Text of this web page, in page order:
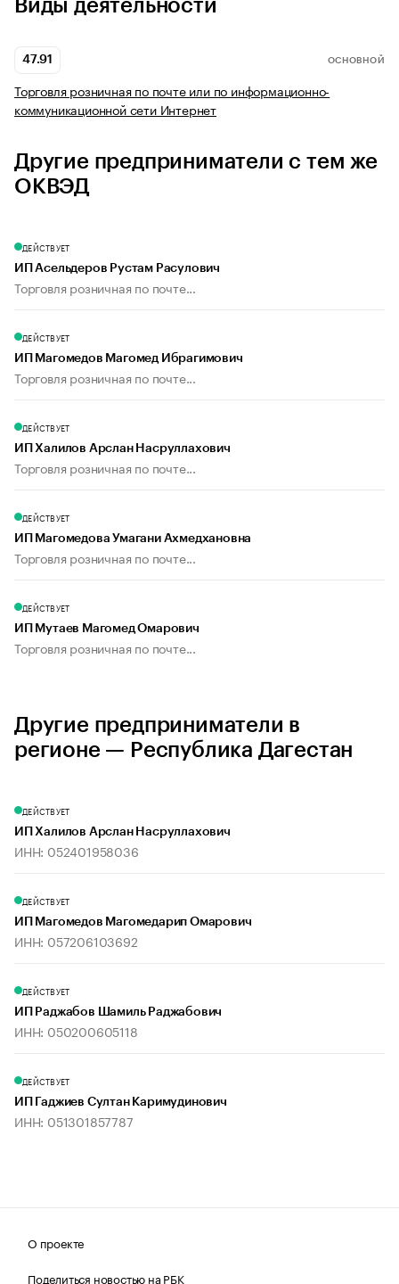
Виды деятельности
47.91 ОСНОВНОЙ
Торговля розничная по почте или по информационно-
коммуникационной сети Интернет
Другие предприниматели с тем же
ОКВЭД
ДЕЙСТВУЕТ
ИП Асельдеров Рустам Расулович
Торговля розничная по почте...
ДЕЙСТВУЕТ
ИП Магомедов Магомед Ибрагимович
Торговля розничная по почте...
ДЕЙСТВУЕТ
ИП Халилов Арслан Насруллахович
Торговля розничная по почте...
ДЕЙСТВУЕТ
ИП Магомедова Умагани Ахмедхановна
Торговля розничная по почте...
ДЕЙСТВУЕТ
ИП Мутаев Магомед Омарович
Торговля розничная по почте...
Другие предприниматели в
регионе — Республика Дагестан
ДЕЙСТВУЕТ
ИП Халилов Арслан Насруллахович
ИНН: 052401958036
ДЕЙСТВУЕТ
ИП Магомедов Магомедарип Омарович
ИНН: 057206103692
ДЕЙСТВУЕТ
ИП Раджабов Шамиль Раджабович
ИНН: 050200605118
ДЕЙСТВУЕТ
ИП Гаджиев Султан Каримудинович
ИНН: 051301857787
О проекте
Поделиться новостью на РБК